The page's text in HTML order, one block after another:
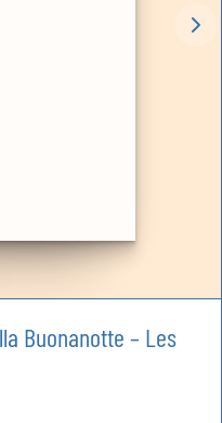
Buonanotte – Les